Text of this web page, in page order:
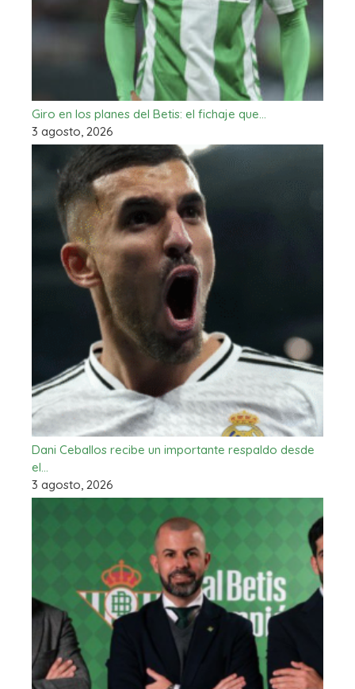
Giro en los planes del Betis: el fichaje que…
3 agosto, 2026
Dani Ceballos recibe un importante respaldo desde
el…
3 agosto, 2026